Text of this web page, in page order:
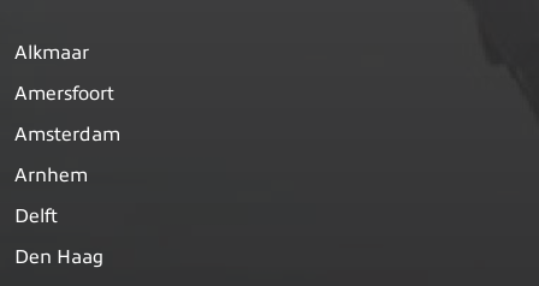
Alkmaar
Amersfoort
Amsterdam
Arnhem
Delft
Den Haag